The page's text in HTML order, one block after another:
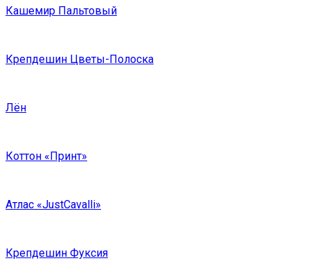
Кашемир Пальтовый
Крепдешин Цветы-Полоска
Лён
Коттон «Принт»
Атлас «JustCavalli»
Крепдешин Фуксия